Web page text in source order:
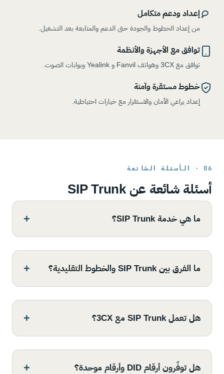
إعداد ودعم متكامل
من إعداد الخطوط والجودة حتى الدعم والمتابعة بعد التشغيل.
توافق مع الأجهزة والأنظمة
توافق مع 3CX وهواتف Fanvil و Yealink وبوابات الصوت.
خطوط مستقرة وآمنة
إعداد يراعي الأمان والاستقرار مع خيارات احتياطية.
06 · الأسئلة الشائعة
أسئلة شائعة عن SIP Trunk
ما هي خدمة SIP Trunk؟
ما الفرق بين SIP Trunk والخطوط التقليدية؟
هل تعمل SIP Trunk مع 3CX؟
هل توفّرون أرقام DID وأرقام موحدة؟